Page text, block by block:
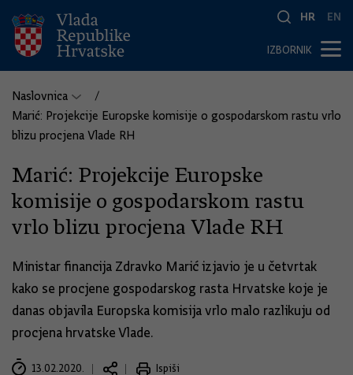
HR EN
IZBORNIK
Naslovnica
Marić: Projekcije Europske komisije o gospodarskom rastu vrlo
blizu procjena Vlade RH
Marić: Projekcije Europske
komisije o gospodarskom rastu
vrlo blizu procjena Vlade RH
Ministar financija Zdravko Marić izjavio je u četvrtak
kako se procjene gospodarskog rasta Hrvatske koje je
danas objavila Europska komisija vrlo malo razlikuju od
procjena hrvatske Vlade.
13.02.2020.
Ispiši